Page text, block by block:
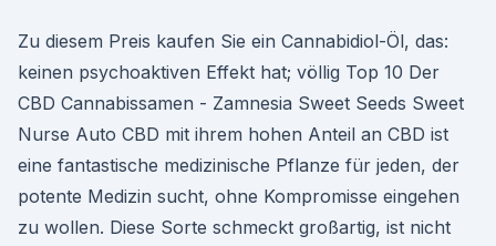
Zu diesem Preis kaufen Sie ein Cannabidiol-Öl, das:
keinen psychoaktiven Effekt hat; völlig Top 10 Der
CBD Cannabissamen - Zamnesia Sweet Seeds Sweet
Nurse Auto CBD mit ihrem hohen Anteil an CBD ist
eine fantastische medizinische Pflanze für jeden, der
potente Medizin sucht, ohne Kompromisse eingehen
zu wollen. Diese Sorte schmeckt großartig, ist nicht